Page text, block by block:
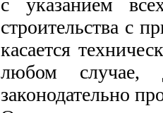
с указанием
строительства с
касается
любом случае,
законодательно